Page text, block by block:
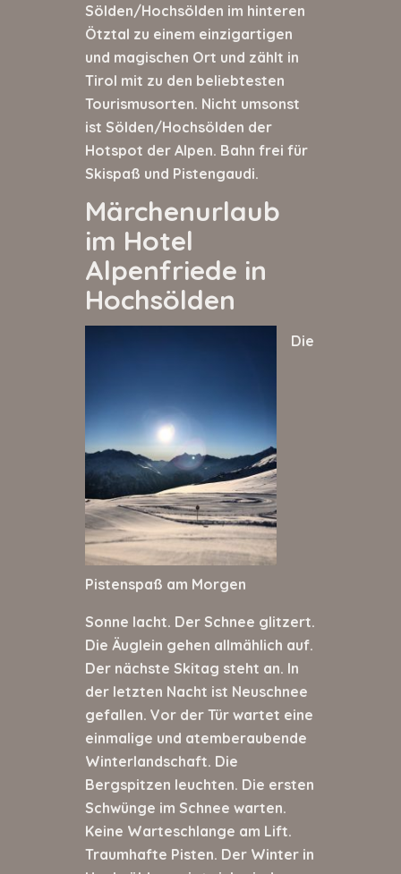
Sölden/Hochsölden im hinteren
Ötztal zu einem einzigartigen
und magischen Ort und zählt in
Tirol mit zu den beliebtesten
Tourismusorten. Nicht umsonst
ist Sölden/Hochsölden der
Hotspot der Alpen. Bahn frei für
Skispaß und Pistengaudi.
Märchenurlaub
im Hotel
Alpenfriede in
Hochsölden
Pistenspaß am Morgen
Die
Sonne lacht. Der Schnee glitzert.
Die Äuglein gehen allmählich auf.
Der nächste Skitag steht an. In
der letzten Nacht ist Neuschnee
gefallen. Vor der Tür wartet eine
einmalige und atemberaubende
Winterlandschaft. Die
Bergspitzen leuchten. Die ersten
Schwünge im Schnee warten.
Keine Warteschlange am Lift.
Traumhafte Pisten. Der Winter in